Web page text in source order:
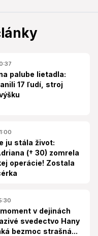
palube lietadla:
17 ľudí, stroj
ju stála život:
(† 30) zomrela
operácie! Zostala
v dejinách
svedectvo Hany
bezmoc strašná...